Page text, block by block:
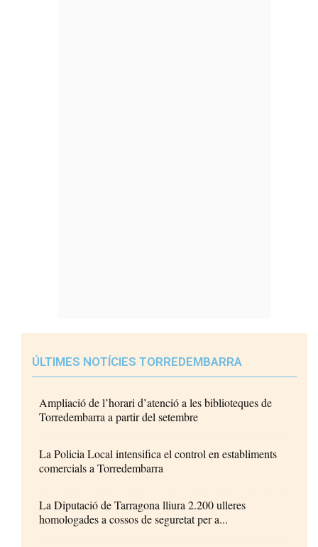
ÚLTIMES NOTÍCIES TORREDEMBARRA
Ampliació de l’horari d’atenció a les biblioteques de
Torredembarra a partir del setembre
La Policia Local intensifica el control en establiments
comercials a Torredembarra
La Diputació de Tarragona lliura 2.200 ulleres
homologades a cossos de seguretat per a...